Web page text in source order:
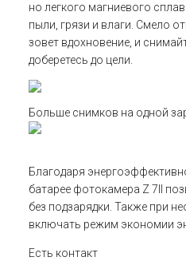
но легкого магниевого
пыли, грязи и влаги. Смело
зовет вдохновение, и
доберетесь до цели.
Больше снимков на одной
Благодаря
батарее фотокамера Z 7II
без подзарядки. Также при
включать режим экономии
Есть контакт